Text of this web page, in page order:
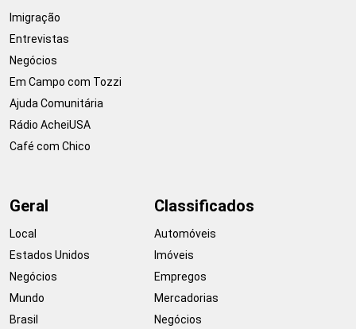
Imigração
Entrevistas
Negócios
Em Campo com Tozzi
Ajuda Comunitária
Rádio AcheiUSA
Café com Chico
Geral
Local
Estados Unidos
Negócios
Mundo
Brasil
Classificados
Automóveis
Imóveis
Empregos
Mercadorias
Negócios